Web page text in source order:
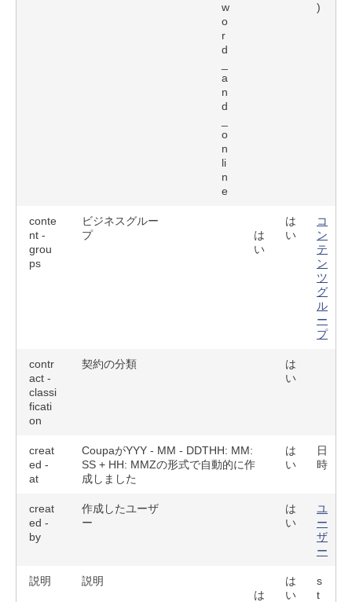
w
o
r
d
a
n
d
o
n
li
n
e
)
conte
nt -
grou
ps
ビジネスグルー
プ
は
い
は
い
コ
ン
テ
ン
ツ
グ
ル
ー
プ
contr
act -
classi
ficati
on
契約の分類
は
い
creat
ed -
at
CoupaがYYY - MM - DDTHH: MM:
SS + HH: MMZの形式で自動的に作
成しました
は
い
日
時
creat
ed -
by
作成したユーザ
ー
は
い
ユ
ー
ザ
ー
説明
説明
は
は
い
s
t